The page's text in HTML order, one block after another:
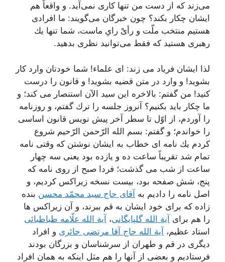
مى‌زند كه از دست من تنها كارى نمى‌آید. و واقعاً هم
ایشان چكار بكند؟ چون خبرگان مى‌گویند: ما افرادى
هستیم منتخب ملّت و رأىْ راىِ ماست، شما تنها یك
رهبرى هستید كه فقط مى‌توانید نظرى بدهید.
لذا ایشان فریاد مى زند: اى علماء! شما خودتان وارد كار
بشوید! و وارد در متن قضیه بشوید! و قانون را درست
كنید! من گفتم: بالاخره این سید الآن استنصار مى كند؛ و
ما چكار باید بكنیم؟ آنروز جلسه را ترك گفتم، و روزنامه
را آوردم، از اوّل تا سطر آخر پیش نویس قانون اساسى
را خواندم؛ و گفتم: بسم الله الرّحمن الرّحیم شروع
كردم یك نامه اى خطاب به ایشان نوشتن كه وقتى نامه
تمام شد تقریباً ساعت ده و یازده بود یعنى سه چهار
ساعت از شب مى گذشت؛ فردا صبح از روى نامه كه
پنج، شش صفحه بود، بیست نسخه زیراكس كردیم، و
اصل نامه را دادیم به آقاى حاج سید محمّد محسن بنده
زاده كه براى خود ایشان به قم ببرند، و آن زیراكس ها
را هم براى آیة الله گلپایگانى، آیة الله علّامه طباطبائى
استاد عظیم، آیة الله حاج آقا مرتضى حائرى و افراد
دیگرى در قم و طهران از سرشناسان و بزرگان بودند
فرستادیم و بعضى از آنها را هم مثل اینكه به همان افراد